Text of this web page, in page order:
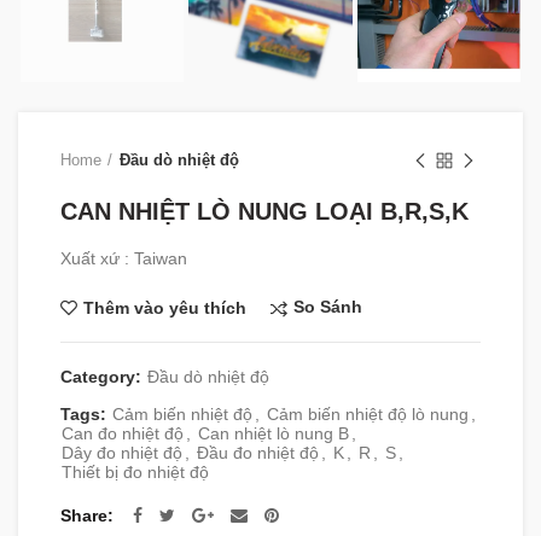
Home Đầu dò nhiệt độ
CAN NHIỆT LÒ NUNG LOẠI B,R,S,K
Xuất xứ : Taiwan
Thêm vào yêu thích So Sánh
Category: Đầu dò nhiệt độ
Tags: Cảm biến nhiệt độ Cảm biến nhiệt độ lò nung
Can đo nhiệt độ
Can nhiệt lò nung B
Dây đo nhiệt độ
Đầu đo nhiệt độ K R S
Thiết bị đo nhiệt độ
Share